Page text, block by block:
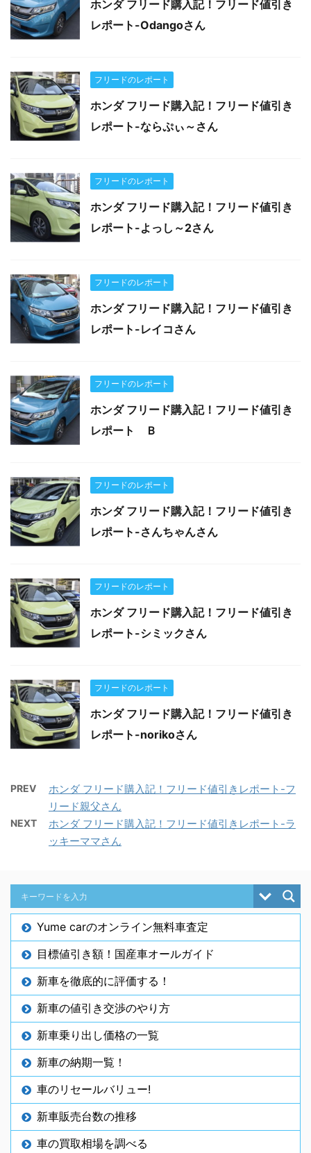
ホンダ フリード購入記！フリード値引き
レポート-Odangoさん
フリードのレポート
ホンダ フリード購入記！フリード値引き
レポート-ならぷぃ～さん
フリードのレポート
ホンダ フリード購入記！フリード値引き
レポート-よっし～2さん
フリードのレポート
ホンダ フリード購入記！フリード値引き
レポート-レイコさん
フリードのレポート
ホンダ フリード購入記！フリード値引き
レポート Ｂ
フリードのレポート
ホンダ フリード購入記！フリード値引き
レポート-さんちゃんさん
フリードのレポート
ホンダ フリード購入記！フリード値引き
レポート-シミックさん
フリードのレポート
ホンダ フリード購入記！フリード値引き
レポート-norikoさん
PREV
ホンダ フリード購入記！フリード値引きレポート-フ
リード親父さん
NEXT
ホンダ フリード購入記！フリード値引きレポート-ラ
ッキーママさん
Yume carのオンライン無料車査定
目標値引き額！国産車オールガイド
新車を徹底的に評価する！
新車の値引き交渉のやり方
新車乗り出し価格の一覧
新車の納期一覧！
車のリセールバリュー!
新車販売台数の推移
車の買取相場を調べる